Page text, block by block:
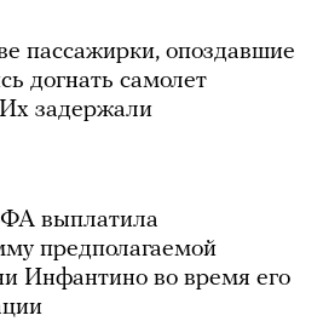
пассажирки, опоздавшие
догнать самолет
задержали
выплатила
предполагаемой
Инфантино во время его